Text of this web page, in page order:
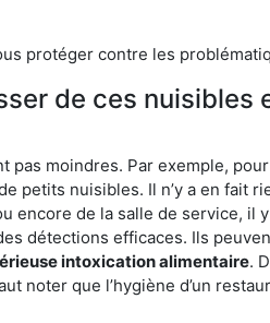
protéger contre les
de ces
moindres. Par exemple,
petits nuisibles. Il n’y a en fait
encore de la salle de service,
détections efficaces. Ils
intoxication alimentaire.
noter que l’hygiène d’un